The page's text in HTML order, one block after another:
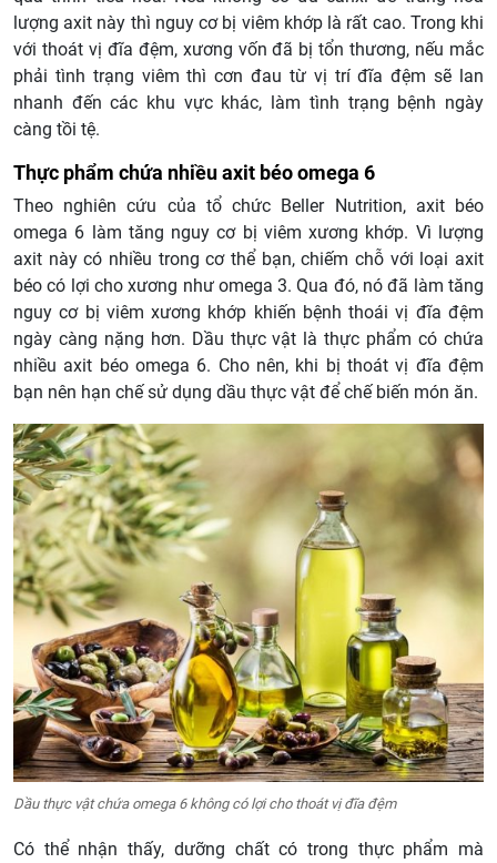
lượng axit này thì nguy cơ bị viêm khớp là rất cao. Trong khi
với thoát vị đĩa đệm, xương vốn đã bị tổn thương, nếu mắc
phải tình trạng viêm thì cơn đau từ vị trí đĩa đệm sẽ lan
nhanh đến các khu vực khác, làm tình trạng bệnh ngày
càng tồi tệ.
Thực phẩm chứa nhiều axit béo omega 6
Theo nghiên cứu của tổ chức Beller Nutrition, axit béo
omega 6 làm tăng nguy cơ bị viêm xương khớp. Vì lượng
axit này có nhiều trong cơ thể bạn, chiếm chỗ với loại axit
béo có lợi cho xương như omega 3. Qua đó, nó đã làm tăng
nguy cơ bị viêm xương khớp khiến bệnh thoái vị đĩa đệm
ngày càng nặng hơn. Dầu thực vật là thực phẩm có chứa
nhiều axit béo omega 6. Cho nên, khi bị thoát vị đĩa đệm
bạn nên hạn chế sử dụng dầu thực vật để chế biến món ăn.
Dầu thực vật chứa omega 6 không có lợi cho thoát vị đĩa đệm
Có thể nhận thấy, dưỡng chất có trong thực phẩm mà